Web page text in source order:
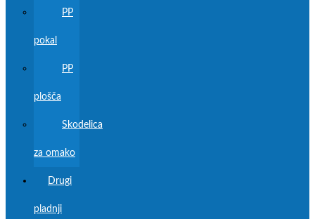
PP
pokal
PP
plošča
Skodelica
za omako
Drugi
pladnji